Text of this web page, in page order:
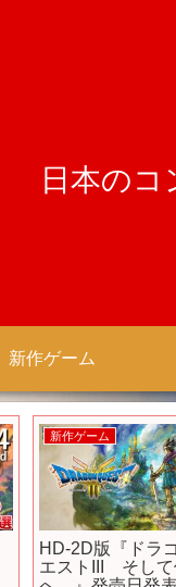
日本の
新作ゲーム
新作アニメ
2秒でやられるサ
グヒーロー【新